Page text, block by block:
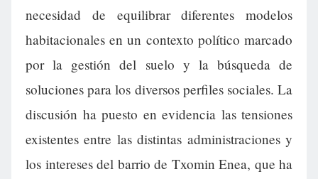
necesidad de equilibrar diferentes modelos
habitacionales en un contexto político marcado
por la gestión del suelo y la búsqueda de
soluciones para los diversos perfiles sociales. La
discusión ha puesto en evidencia las tensiones
existentes entre las distintas administraciones y
los intereses del barrio de Txomin Enea, que ha